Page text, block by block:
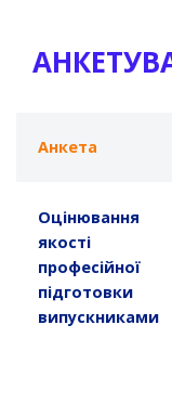
Анкета
Оцінювання
якості
професійної
підготовки
випускниками